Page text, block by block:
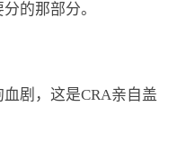
的那部分。
剧，这是CRA亲自盖